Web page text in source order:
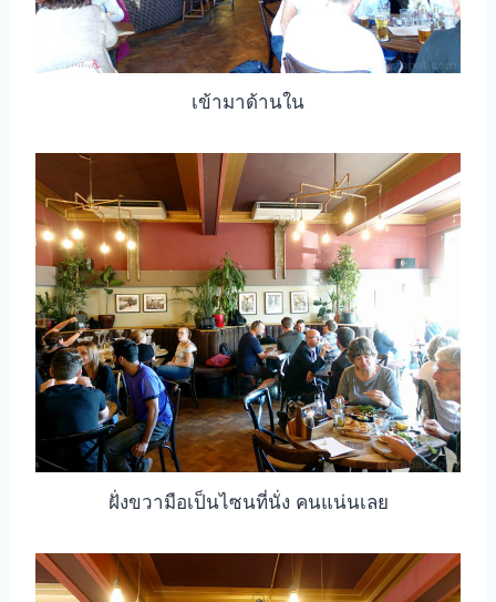
เข้ามาด้านใน
ฝั่งขวามือเป็นไซนที่นั่ง คนแน่นเลย